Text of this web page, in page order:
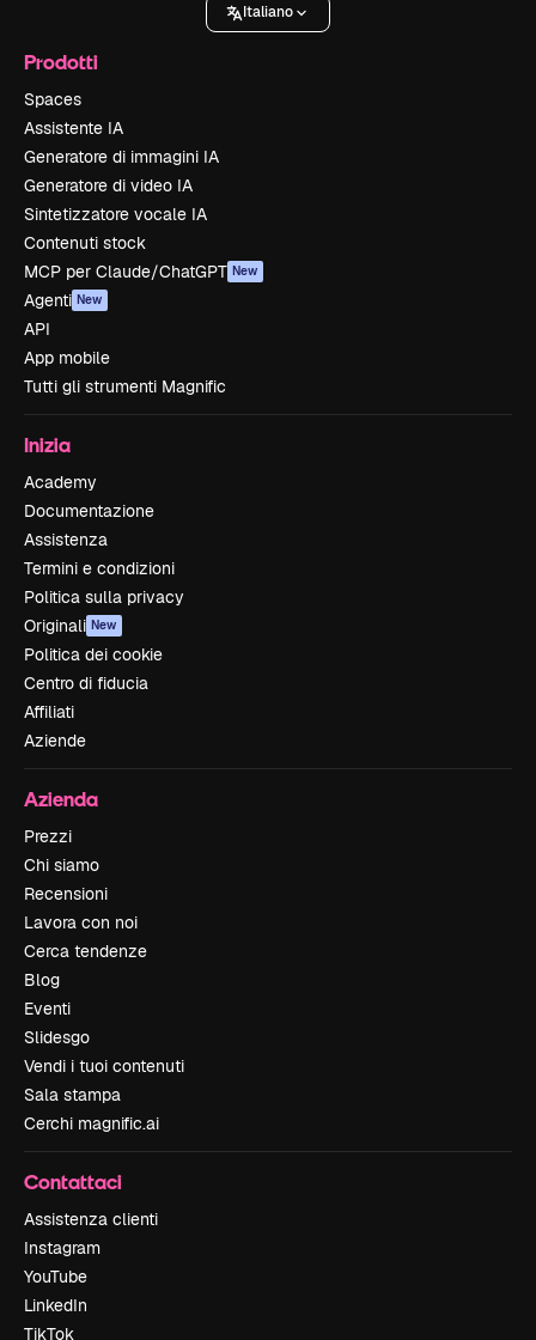
Italiano
Prodotti
Spaces
Assistente IA
Generatore di immagini IA
Generatore di video IA
Sintetizzatore vocale IA
Contenuti stock
MCP per Claude/ChatGPT New
Agenti New
API
App mobile
Tutti gli strumenti Magnific
Inizia
Academy
Documentazione
Assistenza
Termini e condizioni
Politica sulla privacy
Originali New
Politica dei cookie
Centro di fiducia
Affiliati
Aziende
Azienda
Prezzi
Chi siamo
Recensioni
Lavora con noi
Cerca tendenze
Blog
Eventi
Slidesgo
Vendi i tuoi contenuti
Sala stampa
Cerchi magnific.ai
Contattaci
Assistenza clienti
Instagram
YouTube
LinkedIn
TikTok